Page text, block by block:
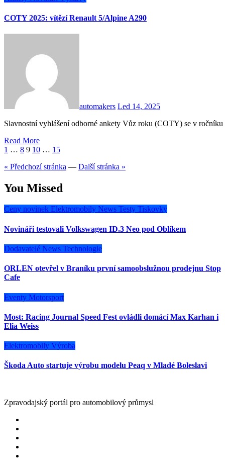
COTY 2025: vítězí Renault 5/Alpine A290
automakers Led 14, 2025
Slavnostní vyhlášení odborné ankety Vůz roku (COTY) se v
Read More
Stránkování
příspěvků
1 … 8 9 10 … 15
« Předchozí stránka — Další stránka »
You Missed
Ceny novinek Elektromobily News Testy Tiskovky
Novináři testovali Volkswagen ID.3 Neo pod Oblíkem
Dodavatelé News Technologie
ORLEN otevřel v Braníku první samoobslužnou prodejnu Stop
Cafe
Eventy Motorsport
Most: Racing Journal Speed Fest ovládli domácí Max Karhan i
Elia Weiss
Elektromobily Výroba
Škoda Auto startuje výrobu modelu Peaq v Mladé Boleslavi
Zpravodajský portál pro automobilový průmysl